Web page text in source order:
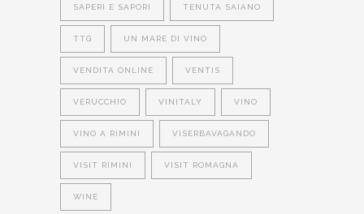
SAPERI E SAPORI TENUTA SAIANO
TTG UN MARE DI VINO
VENDITA ONLINE VENTIS
VERUCCHIO VINITALY VINO
VINO A RIMINI VISERBAVAGANDO
VISIT RIMINI VISIT ROMAGNA
WINE